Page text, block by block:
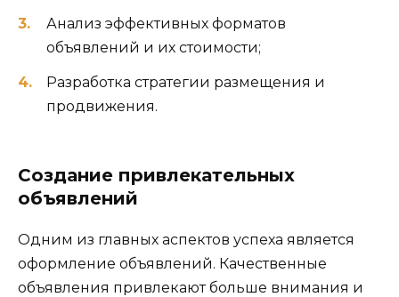
Анализ эффективных форматов
объявлений и их стоимости;
Разработка стратегии размещения и
продвижения.
Создание привлекательных
объявлений
Одним из главных аспектов успеха является
оформление объявлений. Качественные
объявления привлекают больше внимания и